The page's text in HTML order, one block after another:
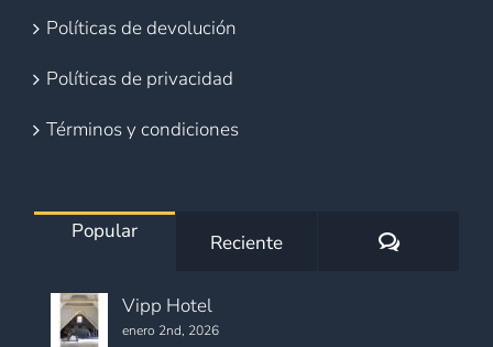
Políticas de devolución
Políticas de privacidad
Términos y condiciones
Popular Reciente
Vipp Hotel
enero 2nd, 2026